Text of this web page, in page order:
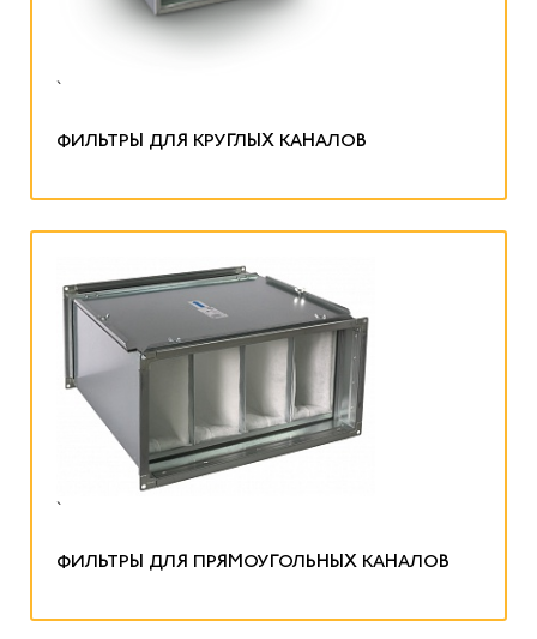
`
ФИЛЬТРЫ ДЛЯ КРУГЛЫХ КАНАЛОВ
`
ФИЛЬТРЫ ДЛЯ ПРЯМОУГОЛЬНЫХ КАНАЛОВ